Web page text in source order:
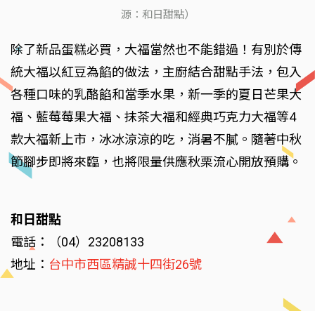
源：和日甜點）
除了新品蛋糕必買，大福當然也不能錯過！有別於傳
統大福以紅豆為餡的做法，主廚結合甜點手法，包入
各種口味的乳酪餡和當季水果，新一季的夏日芒果大
福、藍莓莓果大福、抹茶大福和經典巧克力大福等4
款大福新上市，冰冰涼涼的吃，消暑不膩。隨著中秋
節腳步即將來臨，也將限量供應秋栗流心開放預購。
和日甜點
電話：（04）23208133
地址： 台中市西區精誠十四街26號